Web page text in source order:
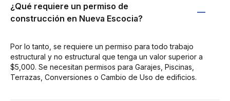
¿Qué requiere un permiso de
construcción en Nueva Escocia?
Por lo tanto, se requiere un permiso para todo trabajo
estructural y no estructural que tenga un valor superior a
$5,000. Se necesitan permisos para Garajes, Piscinas,
Terrazas, Conversiones o Cambio de Uso de edificios.